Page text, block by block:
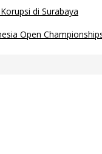
di Surabaya
Open